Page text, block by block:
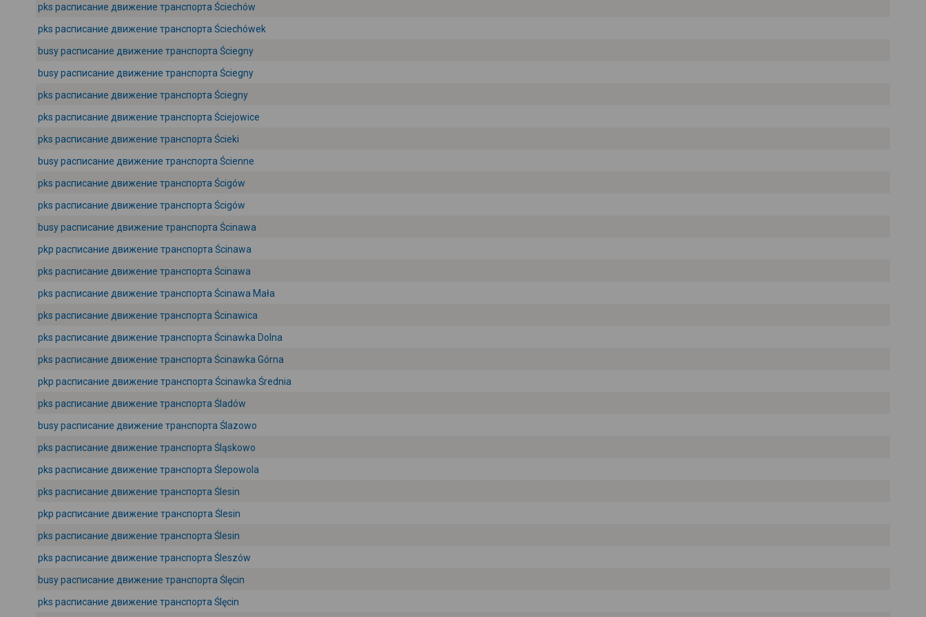
pks расписание движение транспорта Ściechów
pks расписание движение транспорта Ściechówek
busy расписание движение транспорта Ściegny
busy расписание движение транспорта Ściegny
pks расписание движение транспорта Ściegny
pks расписание движение транспорта Ściejowice
pks расписание движение транспорта Ścieki
busy расписание движение транспорта Ścienne
pks расписание движение транспорта Ścigów
pks расписание движение транспорта Ścigów
busy расписание движение транспорта Ścinawa
pkp расписание движение транспорта Ścinawa
pks расписание движение транспорта Ścinawa
pks расписание движение транспорта Ścinawa Mała
pks расписание движение транспорта Ścinawica
pks расписание движение транспорта Ścinawka Dolna
pks расписание движение транспорта Ścinawka Górna
pkp расписание движение транспорта Ścinawka Średnia
pks расписание движение транспорта Śladów
busy расписание движение транспорта Ślazowo
pks расписание движение транспорта Śląskowo
pks расписание движение транспорта Ślepowola
pks расписание движение транспорта Ślesin
pkp расписание движение транспорта Ślesin
pks расписание движение транспорта Ślesin
pks расписание движение транспорта Śleszów
busy расписание движение транспорта Ślęcin
pks расписание движение транспорта Ślęcin